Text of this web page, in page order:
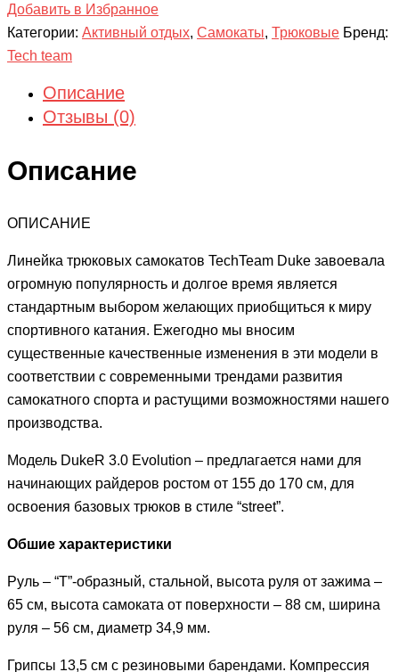
Добавить в Избранное
Категории: Активный отдых, Самокаты, Трюковые Бренд:
Tech team
Описание
Отзывы (0)
Описание
ОПИСАНИЕ
Линейка трюковых самокатов TechTeam Duke завоевала
огромную популярность и долгое время является
стандартным выбором желающих приобщиться к миру
спортивного катания. Ежегодно мы вносим
существенные качественные изменения в эти модели в
соответствии с современными трендами развития
самокатного спорта и растущими возможностями нашего
производства.
Модель DukeR 3.0 Evolution – предлагается нами для
начинающих райдеров ростом от 155 до 170 см, для
освоения базовых трюков в стиле “street”.
Обшие характеристики
Руль – “T”-образный, стальной, высота руля от зажима –
65 см, высота самоката от поверхности – 88 см, ширина
руля – 56 см, диаметр 34,9 мм.
Грипсы 13,5 см с резиновыми барендами. Компрессия